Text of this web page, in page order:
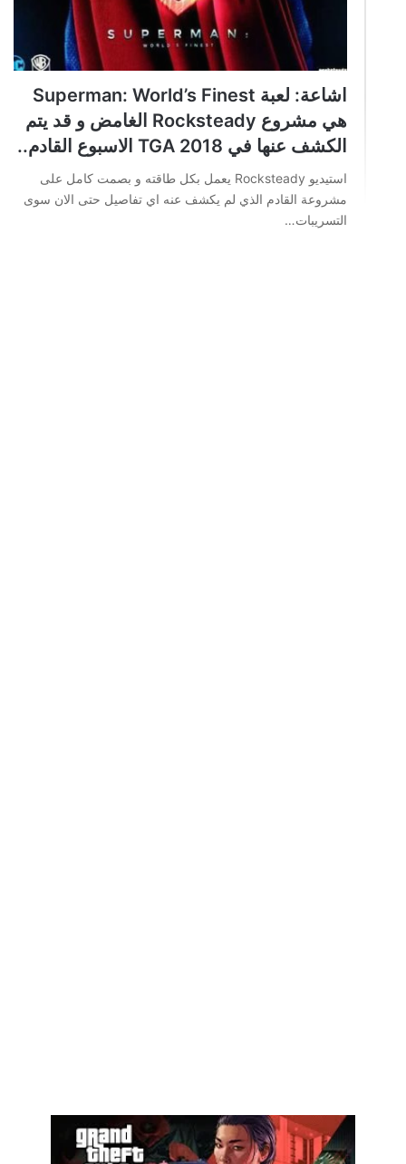
اشاعة: لعبة Superman: World’s Finest
هي مشروع Rocksteady الغامض و قد يتم
الكشف عنها في TGA 2018 الاسبوع القادم..
استيديو Rocksteady يعمل بكل طاقته و بصمت كامل على
مشروعة القادم الذي لم يكشف عنه اي تفاصيل حتى الان سوى
التسريبات…